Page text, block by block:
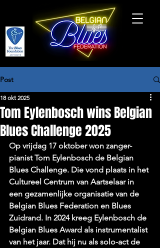
Post
Tom Eylenbosch wins Belgian
Blues Challenge 2025
18 okt 2025
Op vrijdag 17 oktober won zanger-
pianist Tom Eylenbosch de Belgian
Blues Challenge. Die vond plaats in het
Cultureel Centrum van Aartselaar in
een gezamenlijke organisatie van de
Belgian Blues Federation en Blues
Zuidrand. In 2024 kreeg Eylenbosch de
Belgian Blues Award als instrumentalist
van het jaar. Dat hij nu als solo-act de